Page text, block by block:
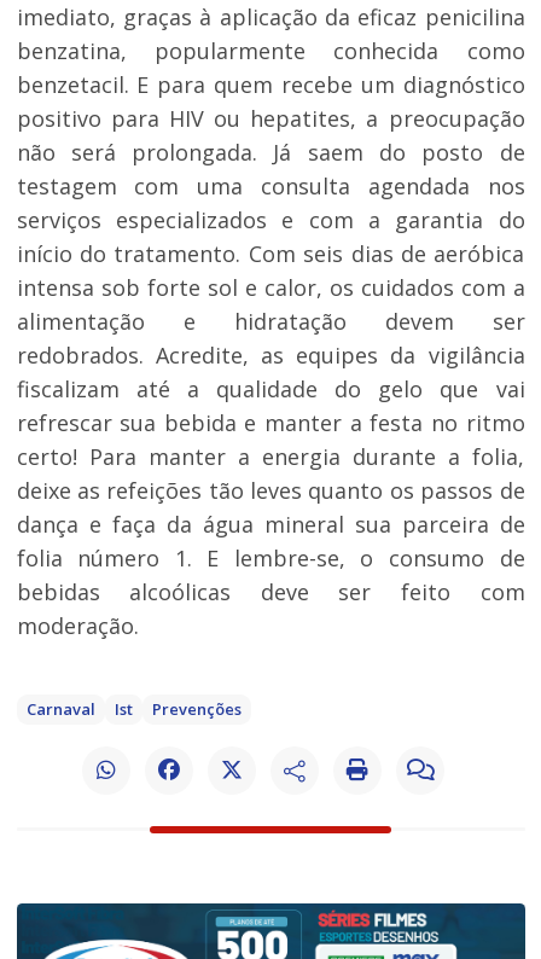
imediato, graças à aplicação da eficaz penicilina
benzatina, popularmente conhecida como
benzetacil. E para quem recebe um diagnóstico
positivo para HIV ou hepatites, a preocupação
não será prolongada. Já saem do posto de
testagem com uma consulta agendada nos
serviços especializados e com a garantia do
início do tratamento. Com seis dias de aeróbica
intensa sob forte sol e calor, os cuidados com a
alimentação e hidratação devem ser
redobrados. Acredite, as equipes da vigilância
fiscalizam até a qualidade do gelo que vai
refrescar sua bebida e manter a festa no ritmo
certo! Para manter a energia durante a folia,
deixe as refeições tão leves quanto os passos de
dança e faça da água mineral sua parceira de
folia número 1. E lembre-se, o consumo de
bebidas alcoólicas deve ser feito com
moderação.
Carnaval Ist Prevenções